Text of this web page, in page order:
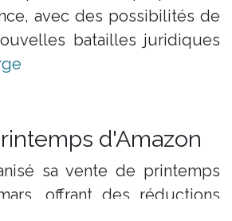
avec des possibilités de
batailles juridiques
d'Amazon
sa vente de printemps
offrant des réductions